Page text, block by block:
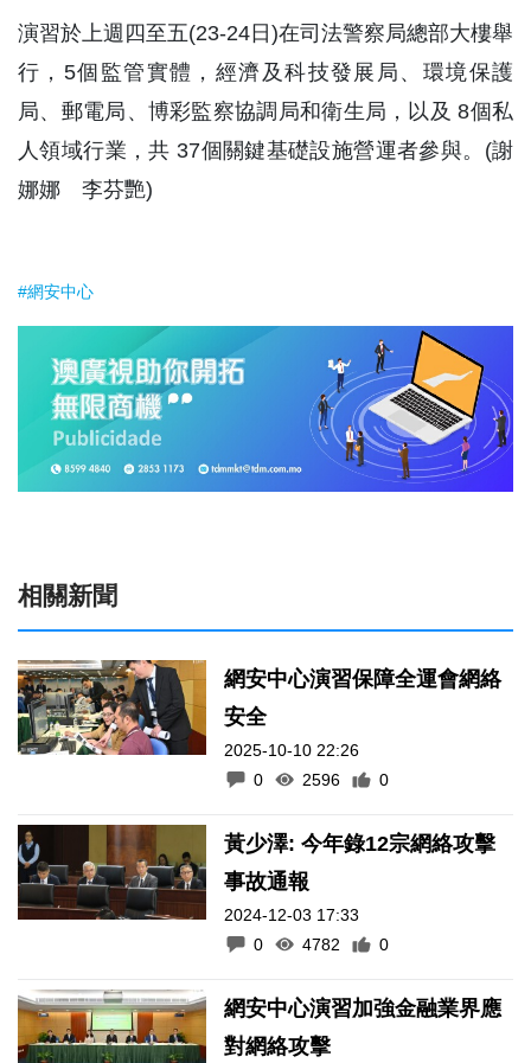
演習於上週四至五(23-24日)在司法警察局總部大樓舉
行，5個監管實體，經濟及科技發展局、環境保護
局、郵電局、博彩監察協調局和衛生局，以及 8個私
人領域行業，共 37個關鍵基礎設施營運者參與。(謝
娜娜 李芬艷)
#網安中心
相關新聞
網安中心演習保障全運會網絡
安全
2025-10-10 22:26
0
2596 0
黃少澤: 今年錄12宗網絡攻擊
事故通報
2024-12-03 17:33
0
4782 0
網安中心演習加強金融業界應
對網絡攻擊